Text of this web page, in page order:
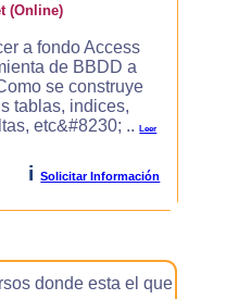
(Online)
a fondo Access
de BBDD a
se construye
tablas, indices,
etc&#8230; ..Leer
i Solicitar Información
donde esta el que